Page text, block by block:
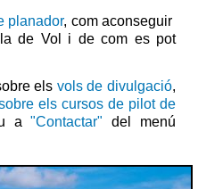
planador, com aconseguir
de Vol i de com es pot
els vols de divulgació,
els cursos de pilot de
a"Contactar" del menú